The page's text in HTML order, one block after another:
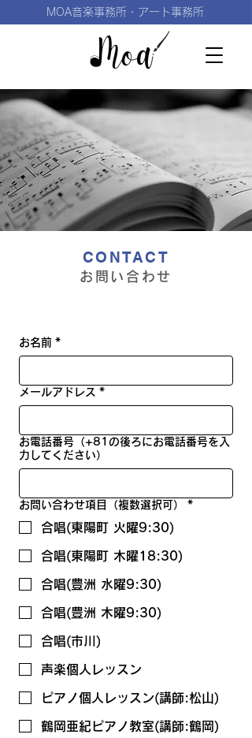
MOA音楽事務所・アート事務所
CONTACT
お問い合わせ
お名前 *
メールアドレス *
お電話番号（+81の後ろにお電話番号を入
力してください）
お問い合わせ項目（複数選択可） *
合唱(東陽町 火曜9:30)
合唱(東陽町 木曜18:30)
合唱(豊洲 水曜9:30)
合唱(豊洲 木曜9:30)
合唱(市川)
声楽個人レッスン
ピアノ個人レッスン(講師:松山)
鶴岡亜紀ピアノ教室(講師:鶴岡)